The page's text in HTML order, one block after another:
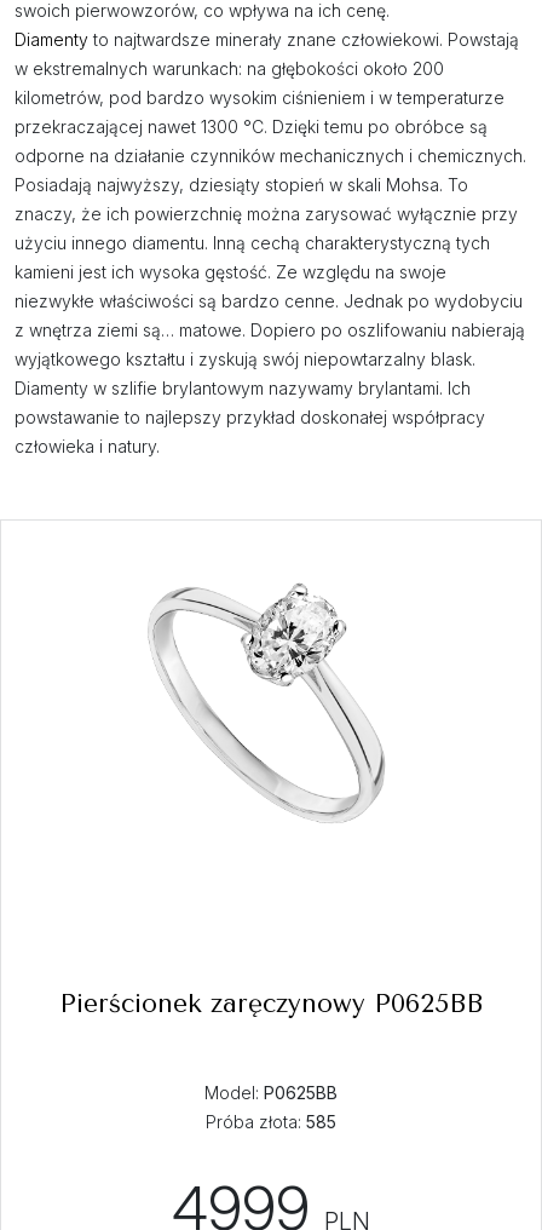
swoich pierwowzorów, co wpływa na ich cenę.
Diamenty to najtwardsze minerały znane człowiekowi. Powstają
w ekstremalnych warunkach: na głębokości około 200
kilometrów, pod bardzo wysokim ciśnieniem i w temperaturze
przekraczającej nawet 1300 °C. Dzięki temu po obróbce są
odporne na działanie czynników mechanicznych i chemicznych.
Posiadają najwyższy, dziesiąty stopień w skali Mohsa. To
znaczy, że ich powierzchnię można zarysować wyłącznie przy
użyciu innego diamentu. Inną cechą charakterystyczną tych
kamieni jest ich wysoka gęstość. Ze względu na swoje
niezwykłe właściwości są bardzo cenne. Jednak po wydobyciu
z wnętrza ziemi są… matowe. Dopiero po oszlifowaniu nabierają
wyjątkowego kształtu i zyskują swój niepowtarzalny blask.
Diamenty w szlifie brylantowym nazywamy brylantami. Ich
powstawanie to najlepszy przykład doskonałej współpracy
człowieka i natury.
Pierścionek zaręczynowy P0625BB
Model: P0625BB
Próba złota: 585
4999 PLN